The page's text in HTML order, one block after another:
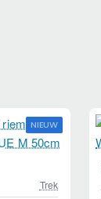
NIEUW
Trek